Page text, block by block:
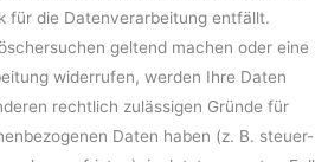
für die Datenverarbeitung entfällt.
geltend machen oder eine
widerrufen, werden Ihre Daten
rechtlich zulässigen Gründe für
Daten haben (z. B. steuer-